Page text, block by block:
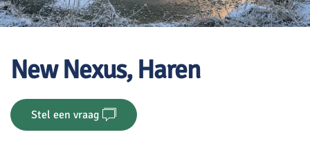
New Nexus, Haren
Stel een vraag